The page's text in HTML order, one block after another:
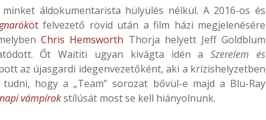
áldokumentarista hülyülés nélkül. A 2016-os és
ötfelvezető rövid után a film házi megjelenésére
Chris Hemsworth Thorja helyett Jeff Goldblum
Őt Waititi ugyan kivágta idén aSzerelem és
az újasgardi idegenvezetőként, aki a krízishelyzetben
hogy a „Team” sorozat bővül-e majd a Blu-Ray
vámpírokstílúsát most se kell hiányolnunk.